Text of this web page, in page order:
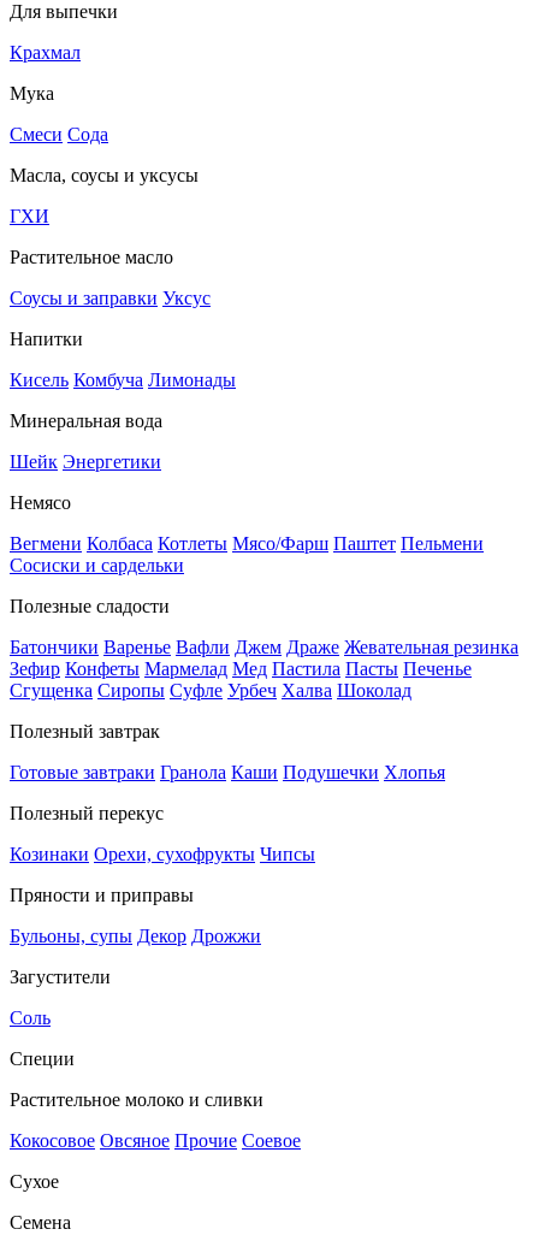
Для выпечки
Крахмал
Мука
Смеси Сода
Масла, соусы и уксусы
ГХИ
Растительное масло
Соусы и заправки Уксус
Напитки
Кисель Комбуча Лимонады
Минеральная вода
Шейк Энергетики
Немясо
Вегмени Колбаса Котлеты Мясо/Фарш Паштет Пельмени
Сосиски и сардельки
Полезные сладости
Батончики Варенье Вафли Джем Драже Жевательная резинка
Зефир Конфеты Мармелад Мед Пастила Пасты Печенье
Сгущенка Сиропы Суфле Урбеч Халва Шоколад
Полезный завтрак
Готовые завтраки Гранола Каши Подушечки Хлопья
Полезный перекус
Козинаки Орехи, сухофрукты Чипсы
Пряности и приправы
Бульоны, супы Декор Дрожжи
Загустители
Соль
Специи
Растительное молоко и сливки
Кокосовое Овсяное Прочие Соевое
Сухое
Семена